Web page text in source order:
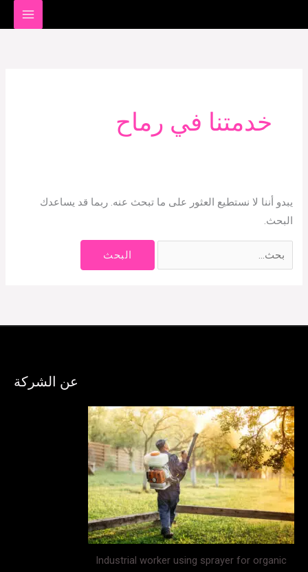
إلى
خدمتنا في رماح
يبدو أننا لا نستطيع العثور على ما تبحث عنه. ربما قد يساعدك
البحث.
عن الشركة
Industrial worker using sprayer for organic